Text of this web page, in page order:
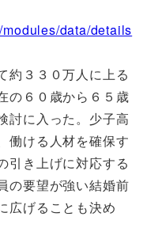
data/details
約３３０万人に上る
の６０歳から６５歳
討に入った。少子高
働ける人材を確保す
引き上げに対応する
の要望が強い結婚前
広げることも決め